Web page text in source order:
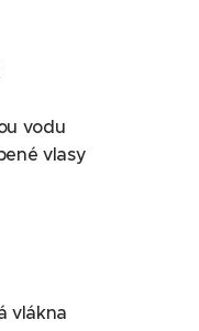
vodu
vlasy
vlákna